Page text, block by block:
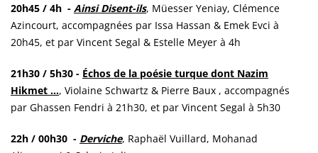
20h45 / 4h - Ainsi Disent-ils, Müesser Yeniay, Clémence
Azincourt, accompagnées par Issa Hassan & Emek Evci à
20h45, et par Vincent Segal & Estelle Meyer à 4h
21h30 / 5h30 - Échos de la poésie turque dont Nazim
Hikmet ..., Violaine Schwartz & Pierre Baux , accompagnés
par Ghassen Fendri à 21h30, et par Vincent Segal à 5h30
22h / 00h30 - Derviche, Raphaël Vuillard, Mohanad